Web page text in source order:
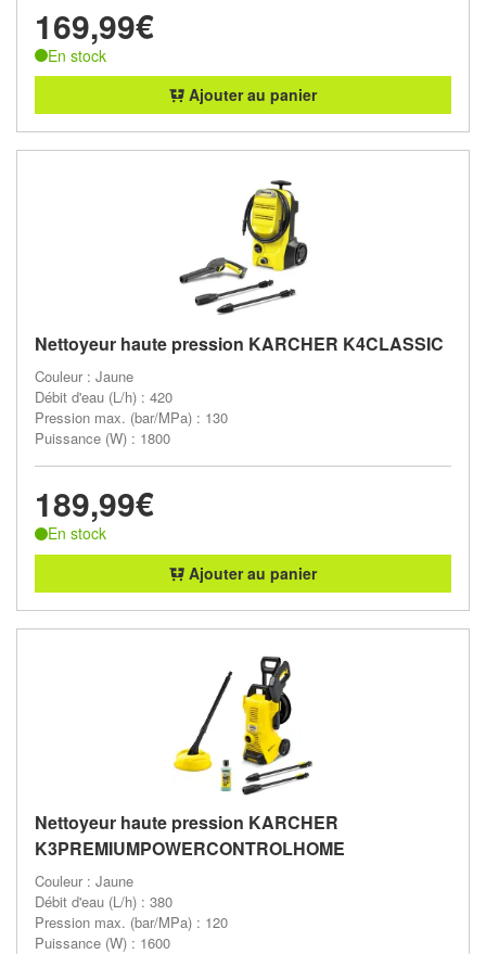
169,99€
En stock
Ajouter au panier
Nettoyeur haute pression KARCHER K4CLASSIC
Couleur : Jaune
Débit d'eau (L/h) : 420
Pression max. (bar/MPa) : 130
Puissance (W) : 1800
189,99€
En stock
Ajouter au panier
Nettoyeur haute pression KARCHER
K3PREMIUMPOWERCONTROLHOME
Couleur : Jaune
Débit d'eau (L/h) : 380
Pression max. (bar/MPa) : 120
Puissance (W) : 1600